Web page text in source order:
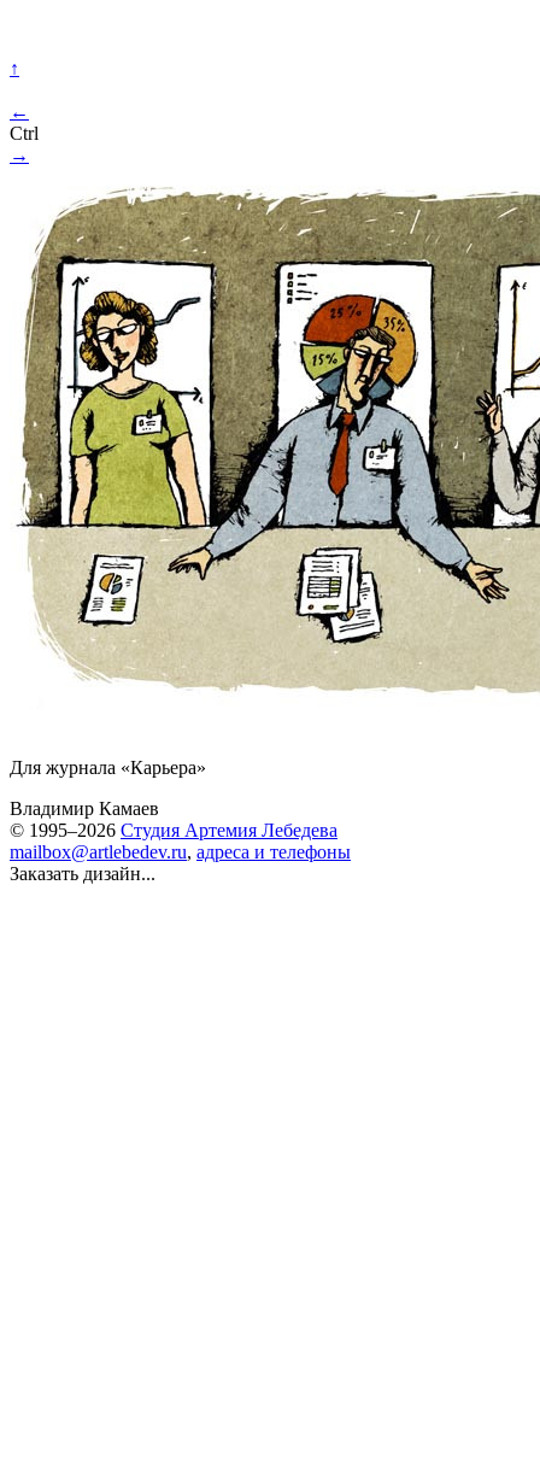
↑
←
Ctrl
→
Для журнала «Карьера»
Владимир Камаев
© 1995–2026 Студия Артемия Лебедева
mailbox@artlebedev.ru, адреса и телефоны
Заказать дизайн...